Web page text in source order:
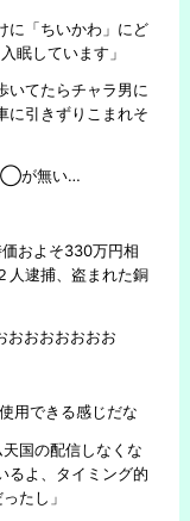
に「ちいかわ」にど
眠しています」
いてたらチャラ男に
に引きずりこまれそ
が無い…
およそ330万円相
人逮捕、盗まれた銅
おおおおおおお
用できる感じだな
国の配信しなくな
るよ、タイミング的
たし」